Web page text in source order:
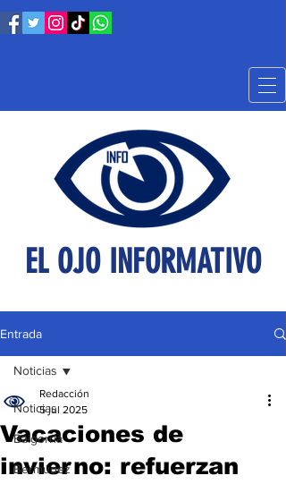
EL OJO INFORMATIVO
Entrada
Noticias
Baigorria
Bermúdez
Noticias
Vacaciones de
invierno: refuerzan
Redacción
5 jul 2025